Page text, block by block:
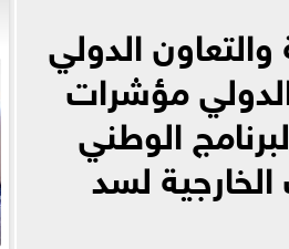
الدولي
مؤشرات
الوطني
لسد